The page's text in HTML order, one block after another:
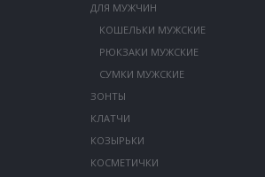
ДЛЯ МУЖЧИН
КОШЕЛЬКИ МУЖСКИЕ
РЮКЗАКИ МУЖСКИЕ
СУМКИ МУЖСКИЕ
ЗОНТЫ
КЛАТЧИ
КОЗЫРЬКИ
КОСМЕТИЧКИ